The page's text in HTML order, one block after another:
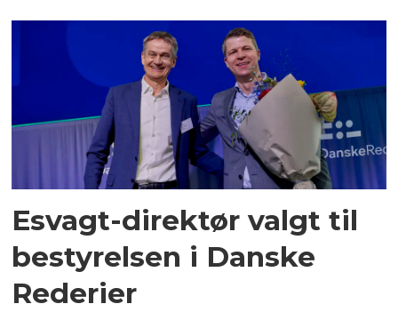
Esvagt-direktør valgt til
bestyrelsen i Danske
Rederier